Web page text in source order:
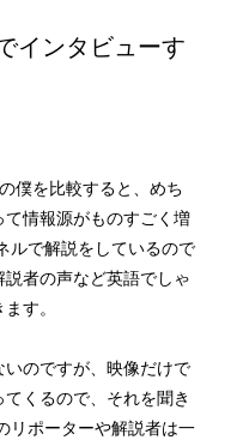
インタビューす
僕を比較すると、めち
情報源がものすごく増
ルで解説をしているので
者の声など英語でしゃ
す。
のですが、映像だけで
くるので、それを聞き
リポーターや解説者は一